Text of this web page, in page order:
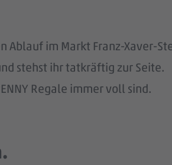
im Markt Franz-Xaver-
stehst ihr tatkräftig zur Seite.
Regale immer voll sind.